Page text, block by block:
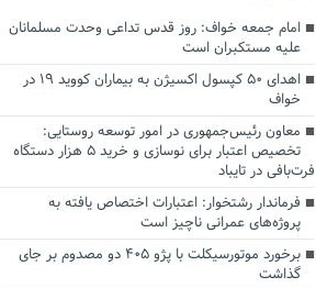
امام جمعه خواف: روز قدس تداعی وحدت مسلمانان
علیه مستکبران است
اهدای ۵۰ کپسول اکسیژن به بیماران کووید ۱۹ در
خواف
معاون رئیس‌جمهوری در امور توسعه روستایی:
تخصیص اعتبار برای نوسازی و خرید ۵ هزار دستگاه
فرت‌بافی در تایباد
فرماندار رشتخوار: اعتبارات اختصاص یافته به
پروژه‌های عمرانی ناچیز است
برخورد موتورسیکلت با پژو ۴۰۵ دو مصدوم بر جای
گذاشت